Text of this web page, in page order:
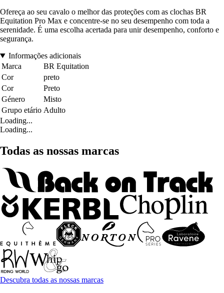
Ofereça ao seu cavalo o melhor das proteções com as clochas BR
Equitation Pro Max e concentre-se no seu desempenho com toda a
serenidade. É uma escolha acertada para unir desempenho, conforto e
segurança.
Informações adicionais
Marca
BR Equitation
Cor
preto
Cor
Preto
Género
Misto
Grupo etário Adulto
Loading...
Loading...
Todas as nossas marcas
Descubra todas as nossas marcas